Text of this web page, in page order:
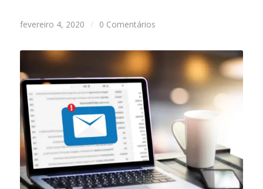
fevereiro 4, 2020 / 0 Comentários